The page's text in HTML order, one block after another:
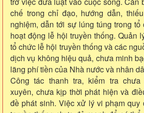
chế trong chỉ đạo, hướng dẫn,
nghiệm, dẫn tới sự lúng túng trong
hoạt động lễ hội truyền thống. Quản
tổ chức lễ hội truyền thống và các
dịch vụ không hiệu quả, chưa minh
lãng phí tiền của Nhà nước và nhân
Công tác thanh tra, kiểm tra
xuyên, chưa kịp thời phát hiện và
đề phát sinh. Việc xử lý vi phạm